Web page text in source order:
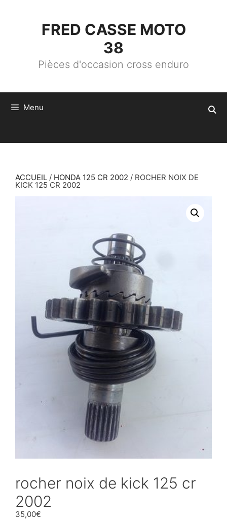
FRED CASSE MOTO
38
Pièces d'occasion cross enduro
Menu
ACCUEIL / HONDA 125 CR 2002 / ROCHER NOIX DE
KICK 125 CR 2002
rocher noix de kick 125 cr
2002
35,00€